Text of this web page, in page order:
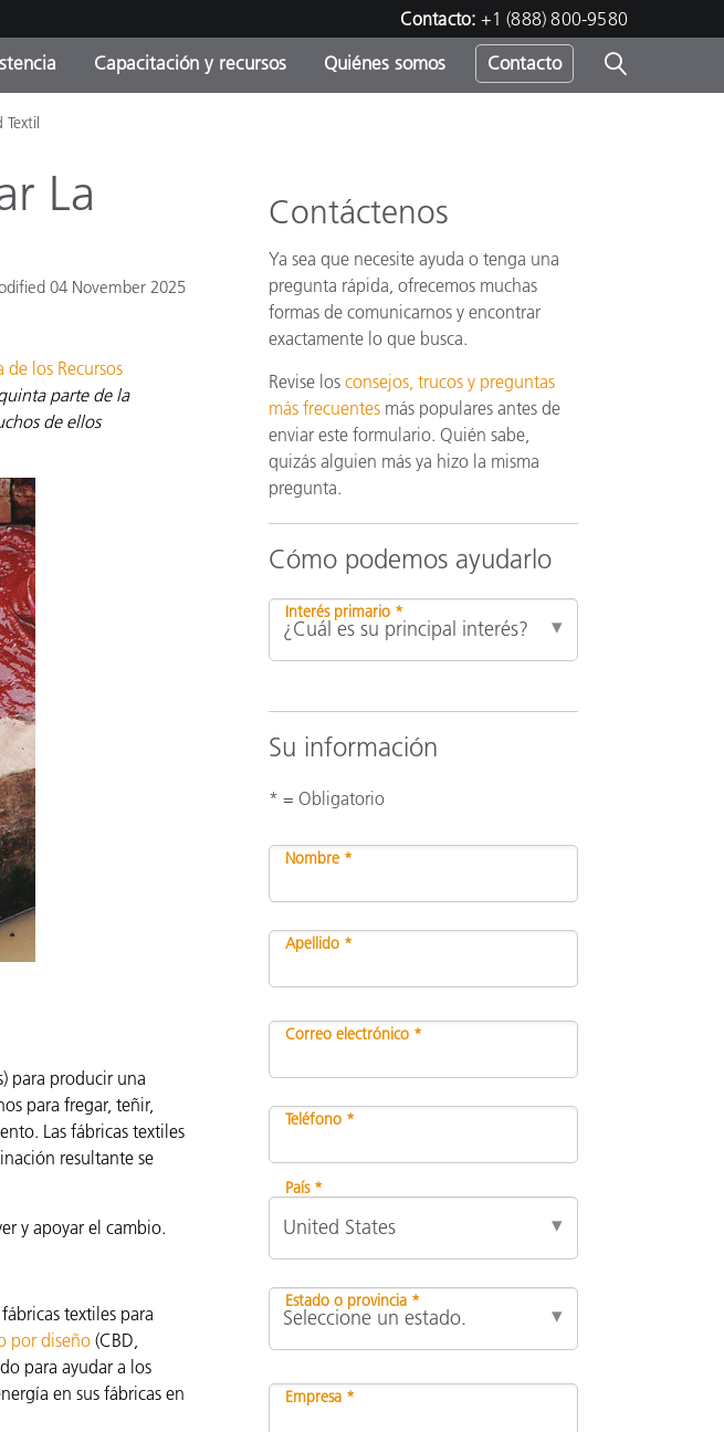
Contacto: +1 (888) 800-9580
Productos fuera de
actualización
Online Store
OEM Display & Printer
Food Color Measurement
Ciencias de vida
Papel
Materiales de Construcción
Bienes Duraderos
Contacte con nuestro equipo
Capacitación y recursos
Consultas y auditorías
Quiénes somos Contacto
La
04 November 2025
de los Recursos
parte de la
de ellos
para producir una
para fregar, teñir,
Las fábricas textiles
resultante se
y apoyar el cambio.
textiles para
por diseño (CBD,
para ayudar a los
en sus fábricas en
Contáctenos
Ya sea que necesite ayuda o tenga una
pregunta rápida, ofrecemos muchas
formas de comunicarnos y encontrar
exactamente lo que busca.
Revise los consejos, trucos y preguntas
más frecuentes más populares antes de
enviar este formulario. Quién sabe,
quizás alguien más ya hizo la misma
pregunta.
Cómo podemos ayudarlo
Interés primario *
Su información
* = Obligatorio
Nombre *
Apellido *
Correo electrónico *
Teléfono *
País *
Estado o provincia *
Empresa *